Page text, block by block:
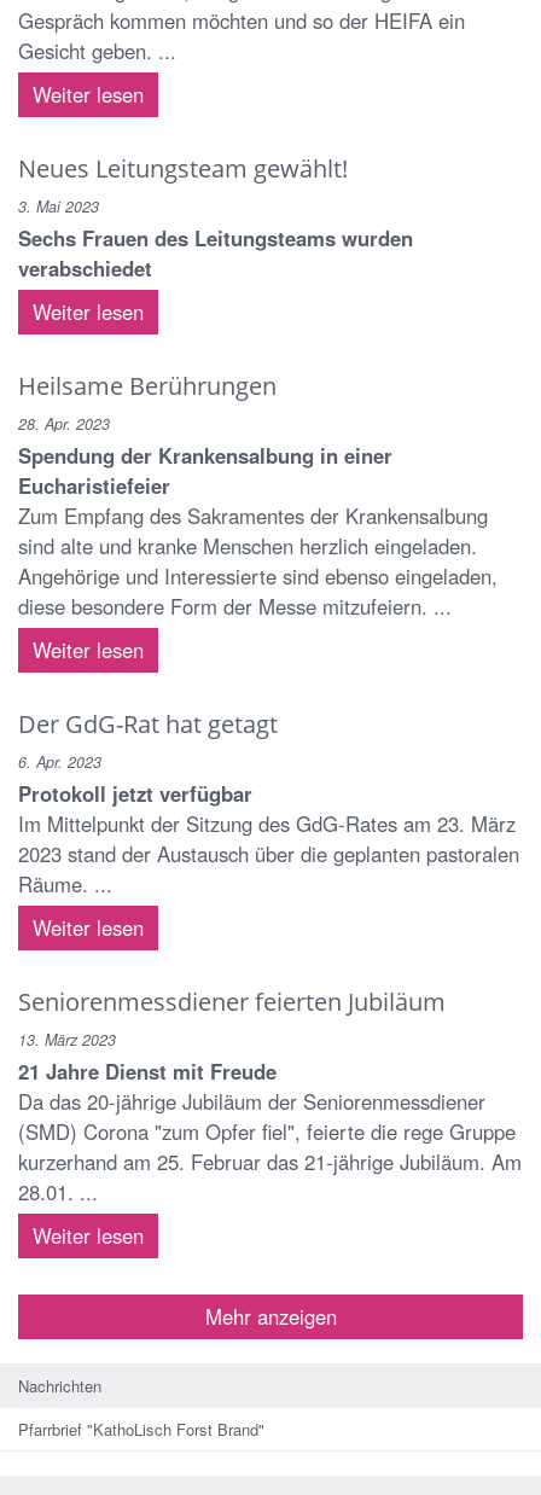
Gespräch kommen möchten und so der HEIFA ein
Gesicht geben. ...
Weiter lesen
Neues Leitungsteam gewählt!
3. Mai 2023
Sechs Frauen des Leitungsteams wurden
verabschiedet
Weiter lesen
Heilsame Berührungen
28. Apr. 2023
Spendung der Krankensalbung in einer
Eucharistiefeier
Zum Empfang des Sakramentes der Krankensalbung
sind alte und kranke Menschen herzlich eingeladen.
Angehörige und Interessierte sind ebenso eingeladen,
diese besondere Form der Messe mitzufeiern. ...
Weiter lesen
Der GdG-Rat hat getagt
6. Apr. 2023
Protokoll jetzt verfügbar
Im Mittelpunkt der Sitzung des GdG-Rates am 23. März
2023 stand der Austausch über die geplanten pastoralen
Räume. ...
Weiter lesen
Seniorenmessdiener feierten Jubiläum
13. März 2023
21 Jahre Dienst mit Freude
Da das 20-jährige Jubiläum der Seniorenmessdiener
(SMD) Corona "zum Opfer fiel", feierte die rege Gruppe
kurzerhand am 25. Februar das 21-jährige Jubiläum. Am
28.01. ...
Weiter lesen
Mehr anzeigen
Nachrichten
Pfarrbrief "KathoLisch Forst Brand"